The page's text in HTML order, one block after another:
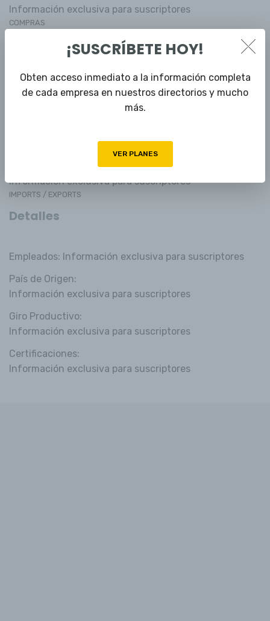
Información exclusiva para suscriptores
COMPRAS
Información exclusiva para suscriptores
Información exclusiva para suscriptores
CONTROL DE CALIDAD
Información exclusiva para suscriptores
Información exclusiva para suscriptores
IMPORTS / EXPORTS
Detalles
Empleados: Información exclusiva para suscriptores
País de Origen:
Información exclusiva para suscriptores
Giro Productivo:
Información exclusiva para suscriptores
Certificaciones:
Información exclusiva para suscriptores
¡SUSCRÍBETE HOY!
Obten acceso inmediato a la información completa
de cada empresa en nuestros directorios y mucho
más.
VER PLANES